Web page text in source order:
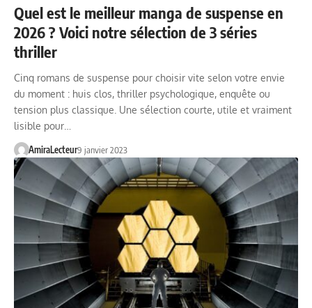
Quel est le meilleur manga de suspense en
2026 ? Voici notre sélection de 3 séries
thriller
Cinq romans de suspense pour choisir vite selon votre envie
du moment : huis clos, thriller psychologique, enquête ou
tension plus classique. Une sélection courte, utile et vraiment
lisible pour…
AmiraLecteur9 janvier 2023